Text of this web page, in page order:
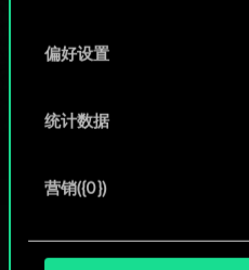
偏好设置
统计数据
营销({0})